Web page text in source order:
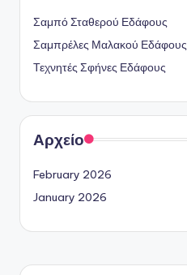
Σαμπό Σταθερού Εδάφους
Σαμπρέλες Μαλακού Εδάφους
Τεχνητές Σφήνες Εδάφους
Αρχείο
February 2026
January 2026